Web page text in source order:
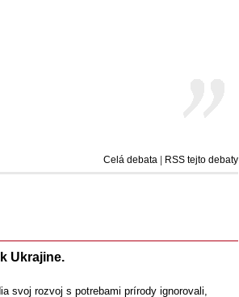
Celá debata RSS tejto debaty
Ukrajine.
svoj rozvoj s potrebami prírody ignorovali,